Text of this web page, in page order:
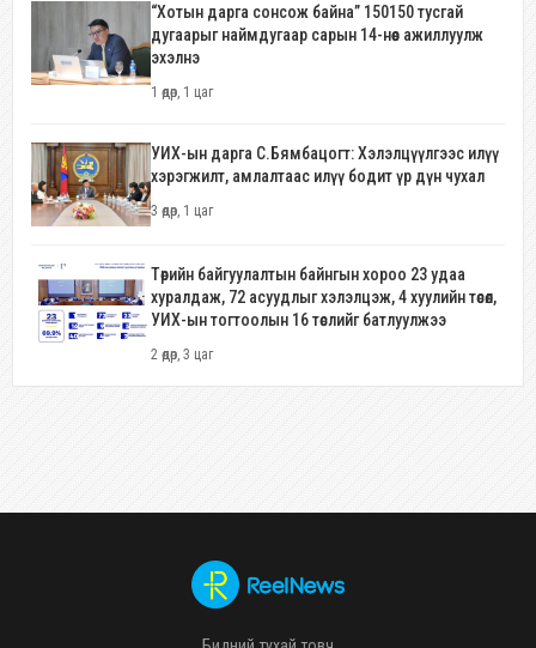
“Хотын дарга сонсож байна” 150150 тусгай
дугаарыг наймдугаар сарын 14-нөөс ажиллуулж
эхэлнэ
1 өдөр, 1 цаг
УИХ-ын дарга С.Бямбацогт: Хэлэлцүүлгээс илүү
хэрэгжилт, амлалтаас илүү бодит үр дүн чухал
3 өдөр, 1 цаг
Төрийн байгуулалтын байнгын хороо 23 удаа
хуралдаж, 72 асуудлыг хэлэлцэж, 4 хуулийн төсөл,
УИХ-ын тогтоолын 16 төслийг батлуулжээ
2 өдөр, 3 цаг